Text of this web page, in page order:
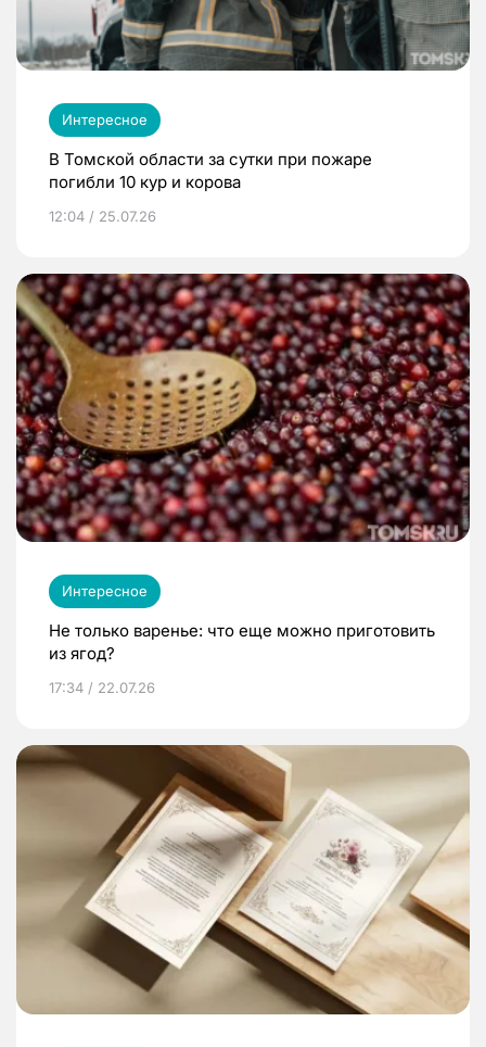
Интересное
В Томской области за сутки при пожаре
погибли 10 кур и корова
12:04 / 25.07.26
Интересное
Не только варенье: что еще можно приготовить
из ягод?
17:34 / 22.07.26